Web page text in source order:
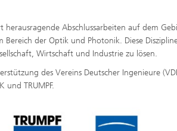
Abschlussarbeiten auf dem
der Optik und Photonik. Diese
Wirtschaft und Industrie zu lösen.
des Vereins Deutscher Ingenieure
und TRUMPF.